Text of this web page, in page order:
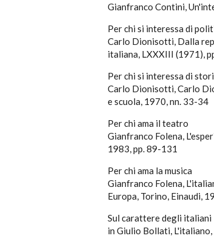
Gianfranco Contini,
Per chi si interessa di
Carlo Dionisotti, Dalla
italiana, LXXXIII (1971),
Per chi si interessa di
Carlo Dionisotti, Carlo
e scuola, 1970, nn. 33-34
Per chi ama il teatro
Gianfranco Folena,
1983, pp. 89-131
Per chi ama la musica
Gianfranco Folena,
Europa, Torino, Einaudi,
Sul carattere degli italiani
in Giulio Bollati,